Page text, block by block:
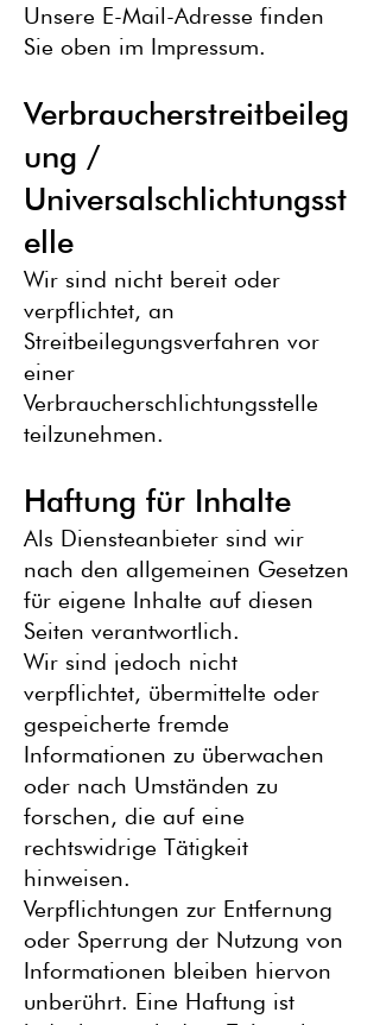
Unsere E-Mail-Adresse finden
Sie oben im Impressum.
Verbraucherstreitbeileg
ung /
Universalschlichtungsst
elle
Wir sind nicht bereit oder
verpflichtet, an
Streitbeilegungsverfahren vor
einer
Verbraucherschlichtungsstelle
teilzunehmen.
Haftung für Inhalte
Als Diensteanbieter sind wir
nach den allgemeinen Gesetzen
für eigene Inhalte auf diesen
Seiten verantwortlich.
Wir sind jedoch nicht
verpflichtet, übermittelte oder
gespeicherte fremde
Informationen zu überwachen
oder nach Umständen zu
forschen, die auf eine
rechtswidrige Tätigkeit
hinweisen.
Verpflichtungen zur Entfernung
oder Sperrung der Nutzung von
Informationen bleiben hiervon
unberührt. Eine Haftung ist